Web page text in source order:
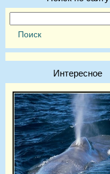
Интересное